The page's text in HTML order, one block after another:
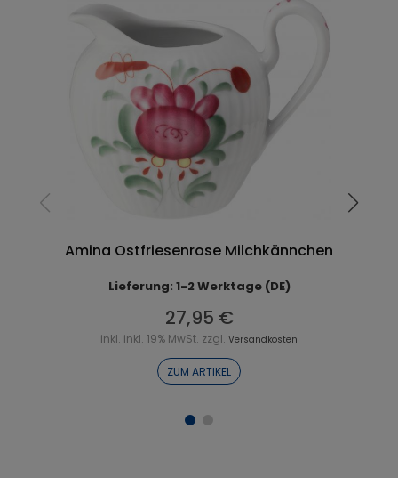
Amina Ostfriesenrose Milchkännchen
Lieferung: 1-2 Werktage (DE)
27,95 €
inkl. inkl. 19% MwSt. zzgl.Versandkosten
ZUM ARTIKEL